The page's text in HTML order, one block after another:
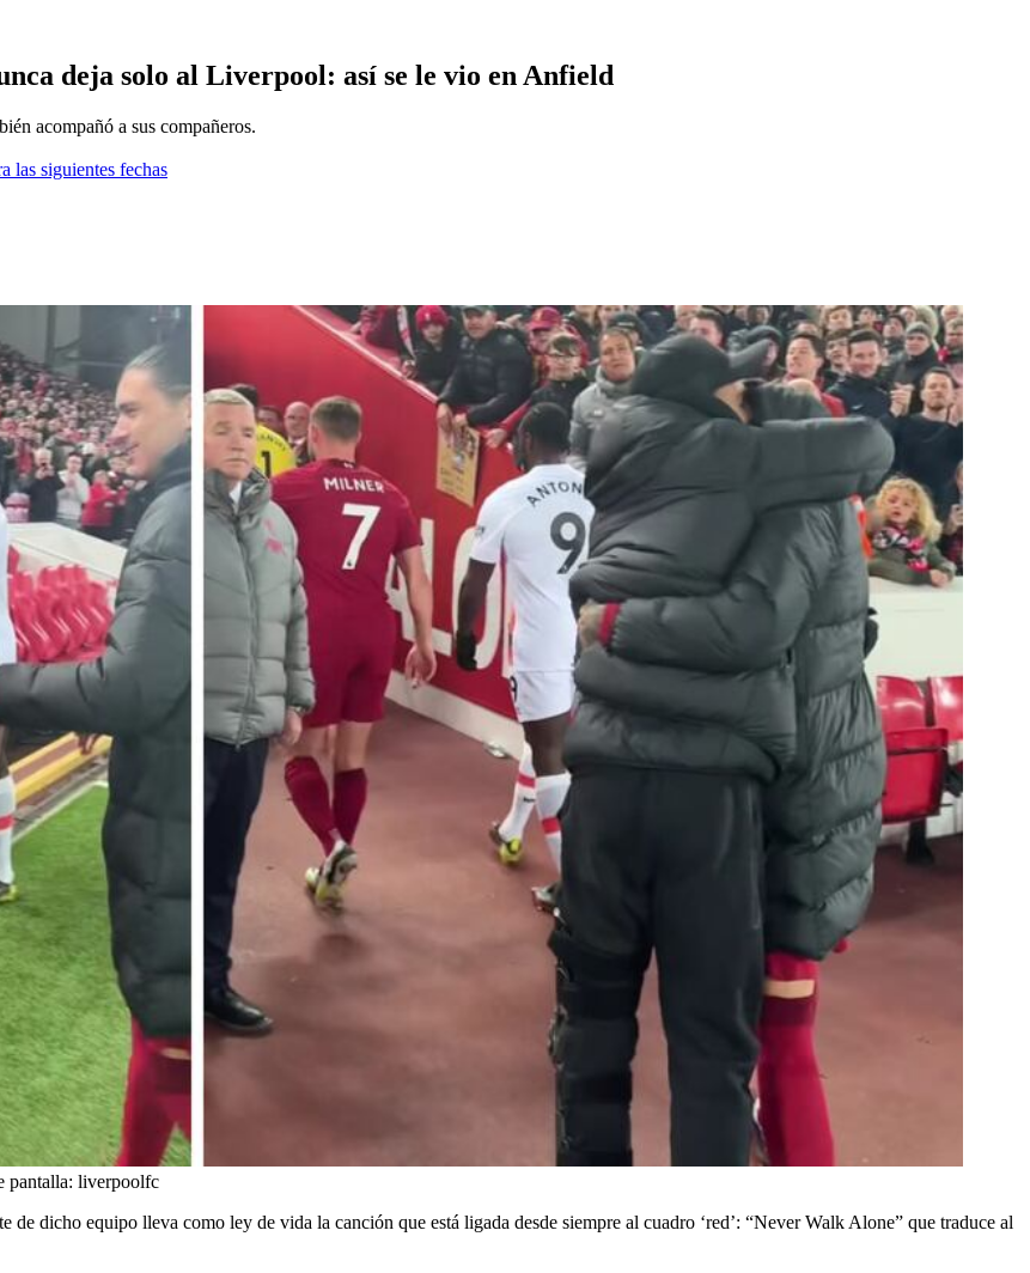
deja solo al Liverpool: así se le vio en Anfield
acompañó a sus compañeros.
las siguientes fechas
pantalla: liverpoolfc
dicho equipo lleva como ley de vida la canción que está ligada desde siempre al cuadro ‘red’: “Never Walk Alone” que traduce al